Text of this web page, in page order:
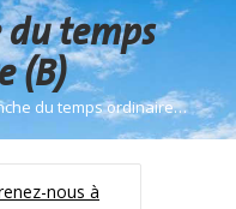
temps
(B)
du temps ordinaire…
nous à